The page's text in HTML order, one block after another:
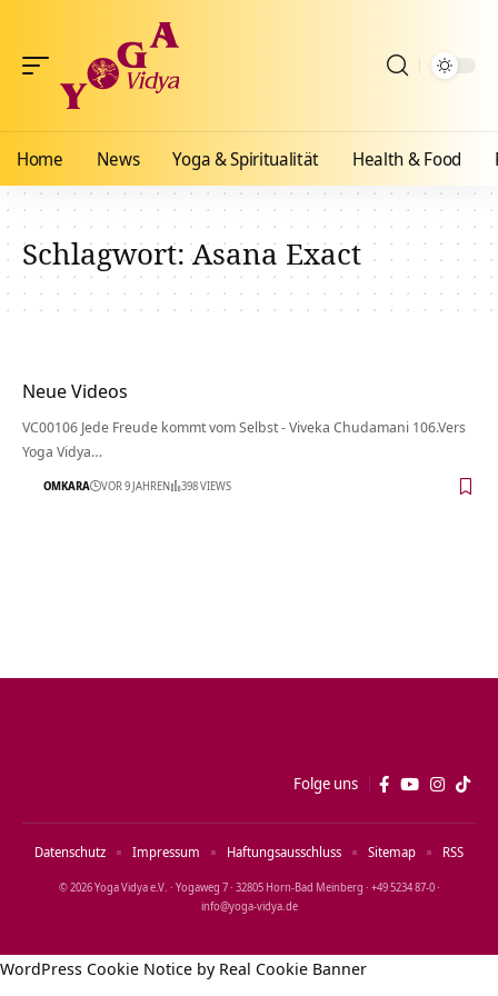
Home News Yoga & Spiritualität Health & Food
Schlagwort:Asana Exact
Neue Videos
VC00106 Jede Freude kommt vom Selbst - Viveka Chudamani 106.Vers
Yoga Vidya…
OMKARA VOR 9 JAHREN 398 VIEWS
Folge uns
© 2026 Yoga Vidya e.V. · Yogaweg 7 · 32805 Horn‑Bad Meinberg · +49 5234 87‑0 ·
info@yoga‑vidya.de
Datenschutz Impressum Haftungsausschluss Sitemap RSS
WordPress Cookie Notice by Real Cookie Banner